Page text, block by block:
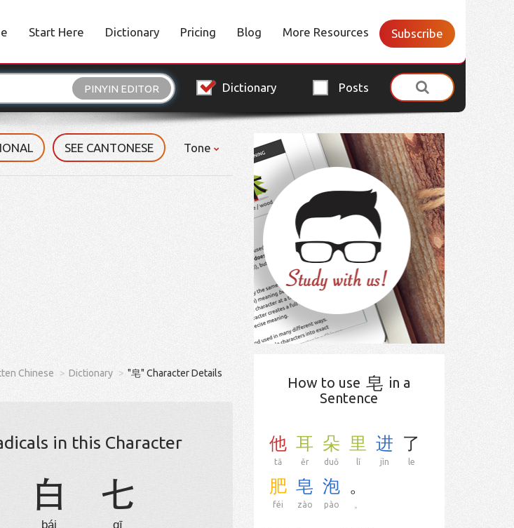
Start Here Dictionary Pricing Blog More Resources Subscribe
PINYIN EDITOR Dictionary Posts
SEE CANTONESE Tone
Chinese Dictionary "皂" Character Details
in this Character
白
bái
七
qī
How to use 皂 in a
Sentence
他
tā
耳
ěr
朵
duǒ
里
lǐ
进
jìn
了
le
肥
féi
皂
zào
泡
pào
。